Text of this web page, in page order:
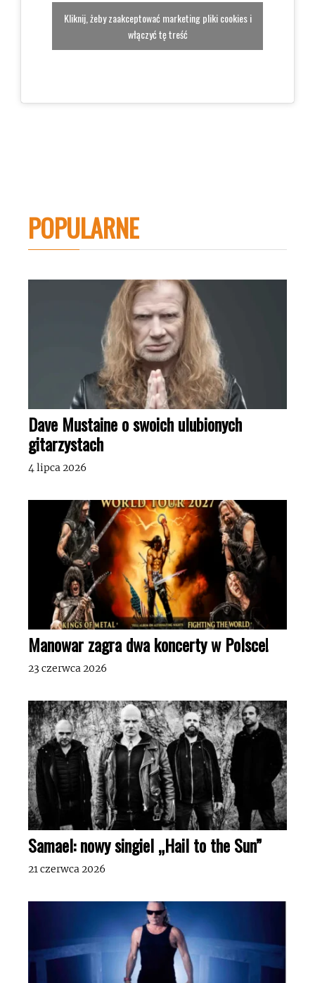
Kliknij, żeby zaakceptować marketing pliki cookies i
włączyć tę treść
POPULARNE
Dave Mustaine o swoich ulubionych
gitarzystach
4 lipca 2026
Manowar zagra dwa koncerty w Polsce!
23 czerwca 2026
Samael: nowy singiel „Hail to the Sun”
21 czerwca 2026